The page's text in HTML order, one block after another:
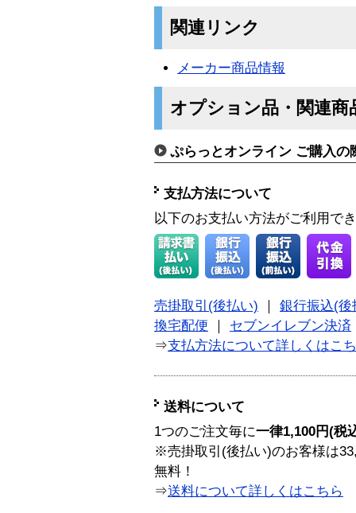
関連リンク
メーカー商品情報
オプション品・関連商
ぷらっとオンライン ご購入の
支払方法について
以下のお支払い方法がご利用で
売掛取引(後払い)
銀行振込(後
換宅配便
セブンイレブン決済
⇒支払方法について詳しくはこ
送料について
1つのご注文毎に一律1,100円(税
※売掛取引(後払い)のお客様は
無料！
⇒送料について詳しくはこちら